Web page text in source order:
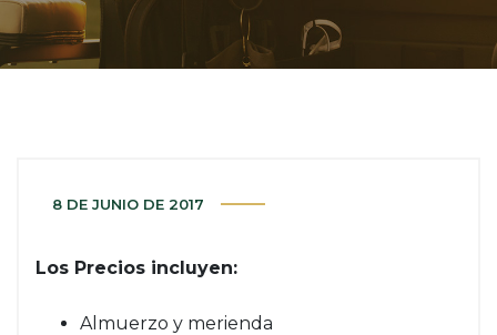
8 DE JUNIO DE 2017
Los Precios incluyen:
Almuerzo y merienda